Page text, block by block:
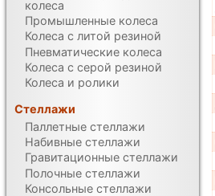
колеса
Промышленные колеса
Колеса с литой резиной
Пневматические колеса
Колеса с серой резиной
Колеса и ролики
Стеллажи
Паллетные стеллажи
Набивные стеллажи
Гравитационные стеллажи
Полочные стеллажи
Консольные стеллажи